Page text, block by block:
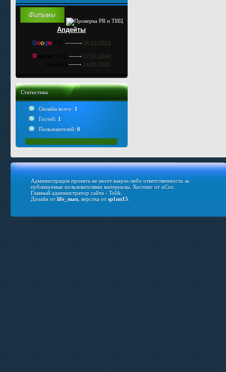
Апдейты
Google 06.12.2013
Я 27.03.2019
14.03.2021
Статистика
Онлайн всего: 1
Гостей: 1
Пользователей: 0
Администрация проекта не несет какую-либо ответственность за
публикуемые пользователями материалы. Хостинг отuCoz.
Главный администратор сайта - Tolik.
Дизайн отlife_man, верстка отsp1nn15.